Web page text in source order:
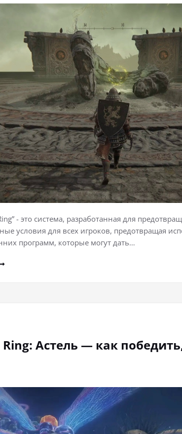
- это система, разработанная для
условия для всех игроков, предотвращая
программ, которые могут дать…
Ring: Астель — как